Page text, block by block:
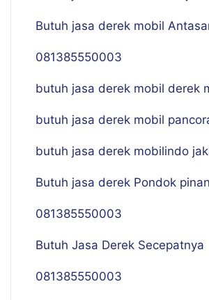
Butuh jasa derek mobil
081385550003
butuh jasa derek mobil derek
butuh jasa derek mobil
butuh jasa derek mobilindo
Butuh jasa derek Pondok
081385550003
Butuh Jasa Derek Secepatnya
081385550003